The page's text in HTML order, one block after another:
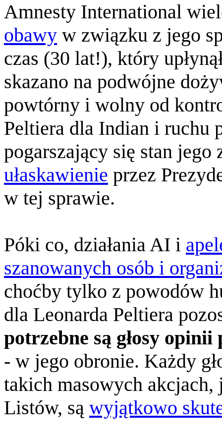
Amnesty International
obawy w związku z jego
czas (30 lat!), który
skazano na podwójne
powtórny i wolny od
Peltiera dla Indian i ruchu
pogarszający się stan
ułaskawienie przez
w tej sprawie.
Póki co, działania AI i
szanowanych osób i
choćby tylko z powodów
dla Leonarda Peltiera
potrzebne są głosy
- w jego obronie. Każdy
takich masowych
Listów, są wyjątkowo